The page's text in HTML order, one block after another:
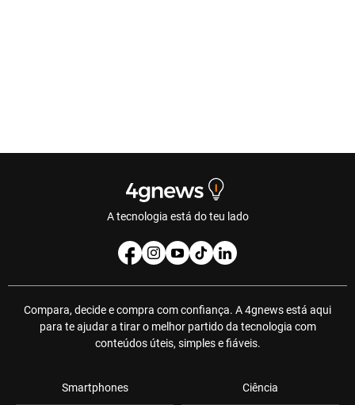
A tecnologia está do teu lado
Compara, decide e compra com confiança. A 4gnews está aqui
para te ajudar a tirar o melhor partido da tecnologia com
conteúdos úteis, simples e fiáveis.
Smartphones Ciência